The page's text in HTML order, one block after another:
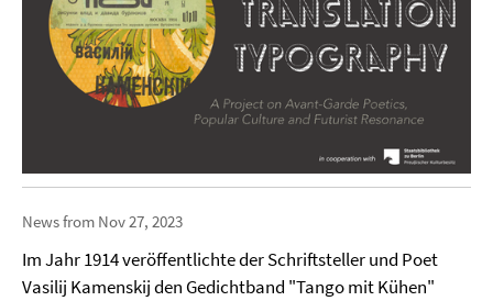
News from Nov 27, 2023
Im Jahr 1914 veröffentlichte der Schriftsteller und Poet
Vasilij Kamenskij den Gedichtband "Tango mit Kühen"